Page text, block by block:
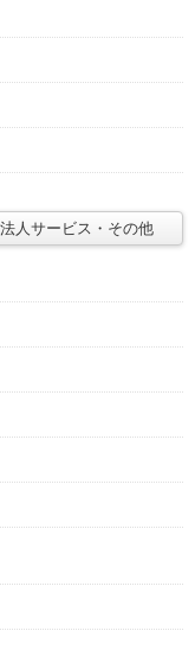
人サービス・その他